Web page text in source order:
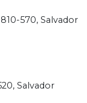
570, Salvador
Salvador